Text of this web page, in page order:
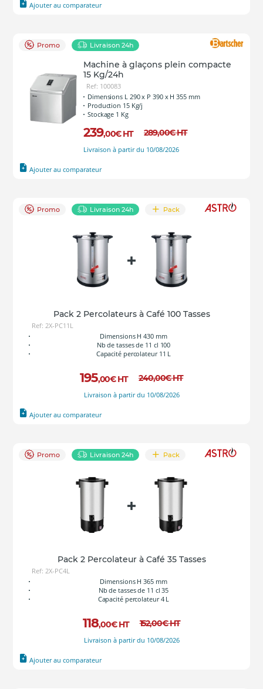
Ajouter au comparateur
Promo Livraison 24h
Machine à glaçons plein compacte
15 Kg/24h
Ref: 100083
Dimensions L 290 x P 390 x H 355 mm
Production 15 Kg/j
Stockage 1 Kg
239,00€ HT 289,00€HT
Livraison à partir du 10/08/2026
Ajouter au comparateur
Promo Livraison 24h Pack
Pack 2 Percolateurs à Café 100 Tasses
Ref: 2X-PC11L
Dimensions H 430 mm
Nb de tasses de 11 cl 100
Capacité percolateur 11 L
195,00€ HT 240,00€HT
Livraison à partir du 10/08/2026
Ajouter au comparateur
Promo Livraison 24h Pack
Pack 2 Percolateur à Café 35 Tasses
Ref: 2X-PC4L
Dimensions H 365 mm
Nb de tasses de 11 cl 35
Capacité percolateur 4 L
118,00€ HT 152,00€HT
Livraison à partir du 10/08/2026
Ajouter au comparateur